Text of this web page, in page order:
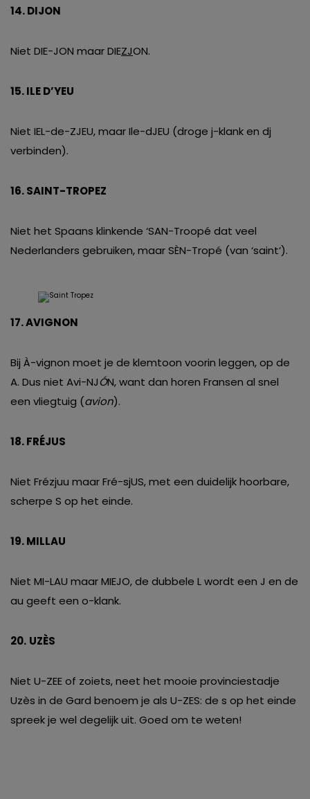
14. DIJON
Niet DIE-JON maar DIEZJON.
15. ILE D’YEU
Niet IEL-de-ZJEU, maar Ile-dJEU (droge j-klank en dj
verbinden).
16. SAINT-TROPEZ
Niet het Spaans klinkende ‘SAN-Troopé dat veel
Nederlanders gebruiken, maar SÈN-Tropé (van ‘saint’).
17. AVIGNON
Bij À-vignon moet je de klemtoon voorin leggen, op de
A. Dus niet Avi-NJÓN, want dan horen Fransen al snel
een vliegtuig (avion).
18. FRÉJUS
Niet Frézjuu maar Fré-sjUS, met een duidelijk hoorbare,
scherpe S op het einde.
19. MILLAU
Niet MI-LAU maar MIEJO, de dubbele L wordt een J en de
au geeft een o-klank.
20. UZÈS
Niet U-ZEE of zoiets, neet het mooie provinciestadje
Uzès in de Gard benoem je als U-ZES: de s op het einde
spreek je wel degelijk uit. Goed om te weten!